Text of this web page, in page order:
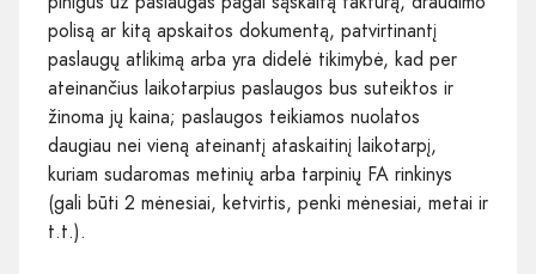
polisą ar kitą apskaitos dokumentą, patvirtinantį
paslaugų atlikimą arba yra didelė tikimybė, kad per
ateinančius laikotarpius paslaugos bus suteiktos ir
žinoma jų kaina; paslaugos teikiamos nuolatos
daugiau nei vieną ateinantį ataskaitinį laikotarpį,
kuriam sudaromas metinių arba tarpinių FA rinkinys
(gali būti 2 mėnesiai, ketvirtis, penki mėnesiai, metai ir
t.t.).